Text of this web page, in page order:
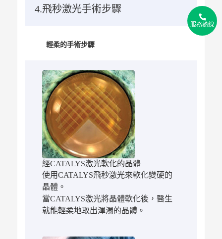
服務熱線
4.飛秒激光手術步驟
輕柔的手術步驟
經CATALYS激光軟化的晶體
使用CATALYS飛秒激光來軟化變硬的
晶體。
當CATALYS激光將晶體軟化後，醫生
就能輕柔地取出渾濁的晶體。